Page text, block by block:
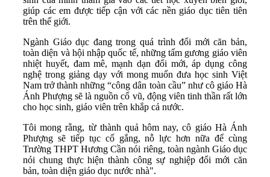
giúp các em được tiếp cận với các nền giáo dục tiên tiên
trên thế giới.
Ngành Giáo dục đang trong quá trình đổi mới căn bản,
toàn diện và hội nhập quốc tế, những tấm gương giáo viên
nhiệt huyết, đam mê, mạnh dạn đổi mới, áp dụng công
nghệ trong giảng dạy với mong muốn đưa học sinh Việt
Nam trở thành những “công dân toàn cầu” như cô giáo Hà
Ánh Phượng sẽ là nguồn cổ vũ, động viên tinh thần rất lớn
cho học sinh, giáo viên trên khắp cả nước.
Tôi mong rằng, từ thành quả hôm nay, cô giáo Hà Ánh
Phượng sẽ tiếp tục cố gắng, nỗ lực hơn nữa để cùng
Trường THPT Hương Cần nói riêng, toàn ngành Giáo dục
nói chung thực hiện thành công sự nghiệp đổi mới căn
bản, toàn diện giáo dục nước nhà".